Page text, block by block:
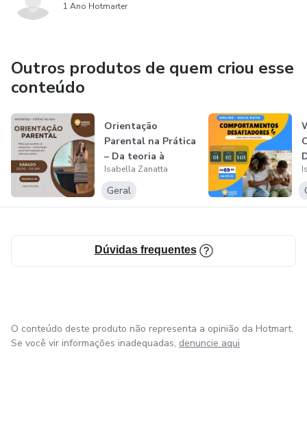
1 Ano Hotmarter
Outros produtos de quem criou esse
conteúdo
Orientação
Parental na Prática
– Da teoria à
transformação f...
Isabella Zanatta
Geral
Dúvidas frequentes
O conteúdo deste produto não representa a opinião da Hotmart.
Se você vir informações inadequadas, denuncie aqui